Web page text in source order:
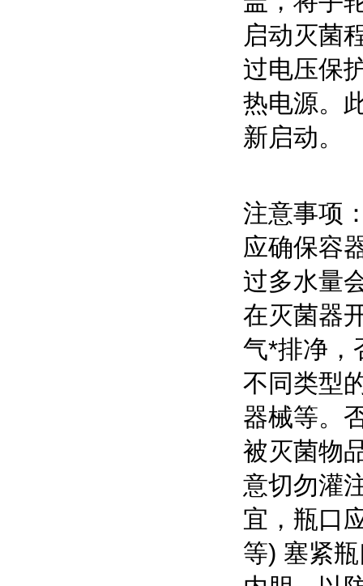
启动灭菌
过电压保
热电源。
新启动。
注意事项
应确保容
过多水量
在灭菌器
气*排净，
不同类型
器械等。
被灭菌物
意切勿灌
宜，瓶口
等) 塞紧